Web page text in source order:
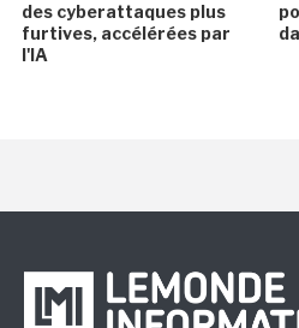
des cyberattaques plus
furtives, accélérées par
l'IA